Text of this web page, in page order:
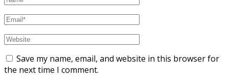
Save my name, email, and website in this browser for
the next time I comment.